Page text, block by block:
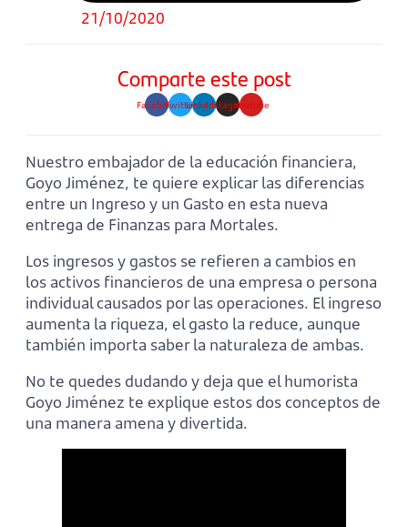
21/10/2020
Comparte este post
FacebookTwitterLinkedinInstagramYoutube
Nuestro embajador de la educación financiera,
Goyo Jiménez, te quiere explicar las diferencias
entre un Ingreso y un Gasto en esta nueva
entrega de Finanzas para Mortales.
Los ingresos y gastos se refieren a cambios en
los activos financieros de una empresa o persona
individual causados ​​por las operaciones. El ingreso
aumenta la riqueza, el gasto la reduce, aunque
también importa saber la naturaleza de ambas.
No te quedes dudando y deja que el humorista
Goyo Jiménez te explique estos dos conceptos de
una manera amena y divertida.